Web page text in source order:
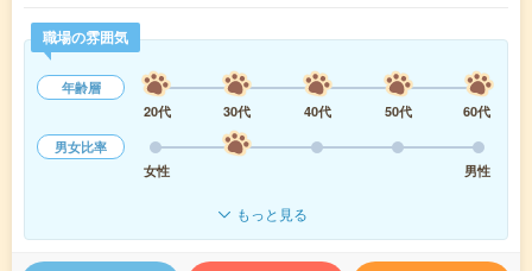
職場の雰囲気
年齢層
20代
30代 40代 50代
60代
男女比率
女性
男性
もっと見る